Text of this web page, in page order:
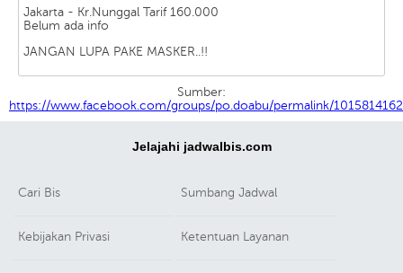
Jakarta - Kr.Nunggal Tarif 160.000
Belum ada info
JANGAN LUPA PAKE MASKER..!!
Sumber:
https://www.facebook.com/groups/po.doabu/permalink/
Jelajahi jadwalbis.com
Cari Bis Sumbang Jadwal
Kebijakan Privasi Ketentuan Layanan